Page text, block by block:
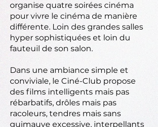
organise quatre soirées cinéma
pour vivre le cinéma de manière
différente. Loin des grandes salles
hyper sophistiquées et loin du
fauteuil de son salon.
Dans une ambiance simple et
conviviale, le Ciné-Club propose
des films intelligents mais pas
rébarbatifs, drôles mais pas
racoleurs, tendres mais sans
guimauve excessive, interpellants